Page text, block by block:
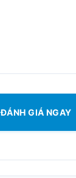
ĐÁNH GIÁ NGAY